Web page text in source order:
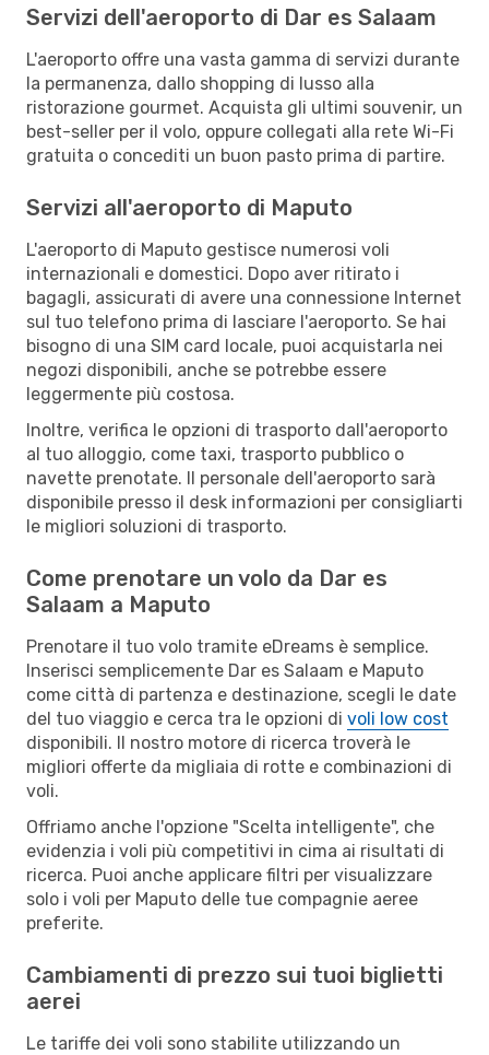
Servizi dell'aeroporto di Dar es Salaam
L'aeroporto offre una vasta gamma di servizi durante
la permanenza, dallo shopping di lusso alla
ristorazione gourmet. Acquista gli ultimi souvenir, un
best-seller per il volo, oppure collegati alla rete Wi-Fi
gratuita o concediti un buon pasto prima di partire.
Servizi all'aeroporto di Maputo
L'aeroporto di Maputo gestisce numerosi voli
internazionali e domestici. Dopo aver ritirato i
bagagli, assicurati di avere una connessione Internet
sul tuo telefono prima di lasciare l'aeroporto. Se hai
bisogno di una SIM card locale, puoi acquistarla nei
negozi disponibili, anche se potrebbe essere
leggermente più costosa.
Inoltre, verifica le opzioni di trasporto dall'aeroporto
al tuo alloggio, come taxi, trasporto pubblico o
navette prenotate. Il personale dell'aeroporto sarà
disponibile presso il desk informazioni per consigliarti
le migliori soluzioni di trasporto.
Come prenotare un volo da Dar es
Salaam a Maputo
Prenotare il tuo volo tramite eDreams è semplice.
Inserisci semplicemente Dar es Salaam e Maputo
come città di partenza e destinazione, scegli le date
del tuo viaggio e cerca tra le opzioni di voli low cost
disponibili. Il nostro motore di ricerca troverà le
migliori offerte da migliaia di rotte e combinazioni di
voli.
Offriamo anche l'opzione "Scelta intelligente", che
evidenzia i voli più competitivi in cima ai risultati di
ricerca. Puoi anche applicare filtri per visualizzare
solo i voli per Maputo delle tue compagnie aeree
preferite.
Cambiamenti di prezzo sui tuoi biglietti
aerei
Le tariffe dei voli sono stabilite utilizzando un